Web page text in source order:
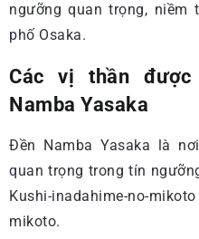
ngưỡng quan trọng, niềm
phố Osaka.
Các vị thần
Namba Yasaka
Đền Namba Yasaka là
quan trọng trong tín
Kushi-inadahime-no-
mikoto.